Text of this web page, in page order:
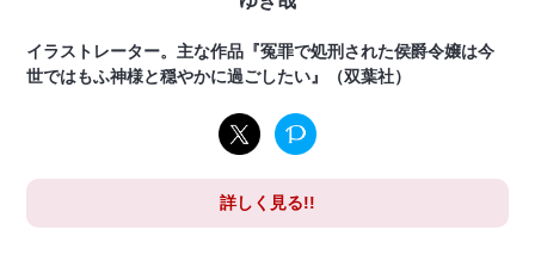
イラストレーター。主な作品『冤罪で処刑された侯爵令嬢は今
世ではもふ神様と穏やかに過ごしたい』（双葉社）
詳しく見る!!